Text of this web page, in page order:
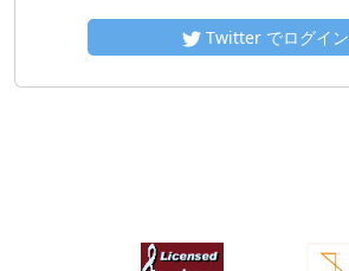
Twitter でログイン